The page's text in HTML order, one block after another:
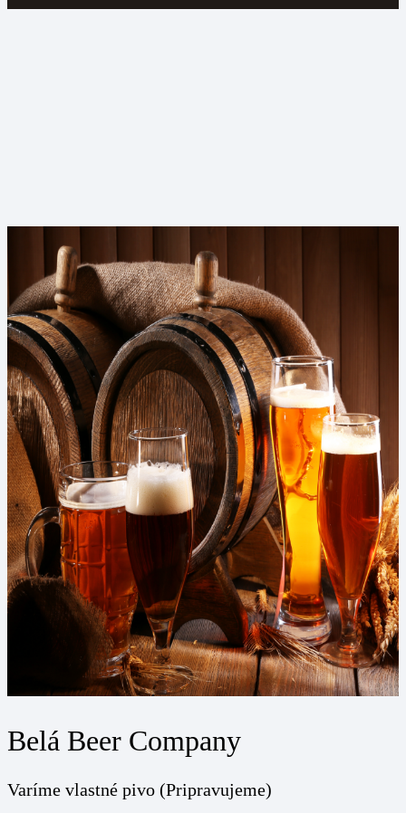
Belá Beer Company
Varíme vlastné pivo (Pripravujeme)